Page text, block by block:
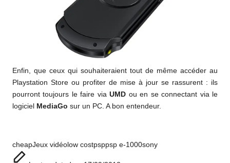
Enfin, que ceux qui souhaiteraient tout de même accéder au
Playstation Store ou profiter de mise à jour se rassurent : ils
pourront toujours le faire viaUMD ou en se connectant via le
logiciel MediaGo sur un PC. A bon entendeur.
Tags:
cheapJeux vidéo low costpsppsp e-1000sony